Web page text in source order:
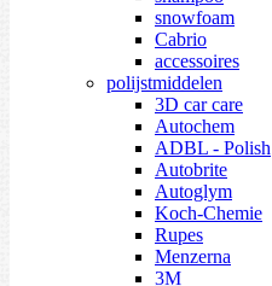
snowfoam
Cabrio
accessoires
polijstmiddelen
3D car care
Autochem
ADBL - Polish
Autobrite
Autoglym
Koch-Chemie
Rupes
Menzerna
3M